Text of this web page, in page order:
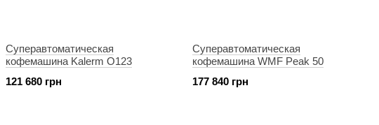
Суперавтоматическая
кофемашина Kalerm O123
121 680 грн
Суперавтоматическая
кофемашина WMF Peak 50
177 840 грн